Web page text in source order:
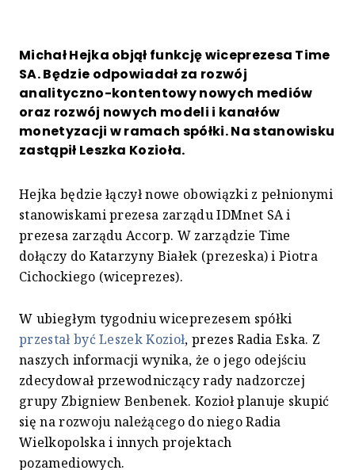
Michał Hejka objął funkcję wiceprezesa Time
SA. Będzie odpowiadał za rozwój
analityczno-kontentowy nowych mediów
oraz rozwój nowych modeli i kanałów
monetyzacji w ramach spółki. Na stanowisku
zastąpił Leszka Kozioła.
Hejka będzie łączył nowe obowiązki z pełnionymi
stanowiskami prezesa zarządu IDMnet SA i
prezesa zarządu Accorp. W zarządzie Time
dołączy do Katarzyny Białek (prezeska) i Piotra
Cichockiego (wiceprezes).
W ubiegłym tygodniu wiceprezesem spółki
przestał być Leszek Kozioł, prezes Radia Eska. Z
naszych informacji wynika, że o jego odejściu
zdecydował przewodniczący rady nadzorczej
grupy Zbigniew Benbenek. Kozioł planuje skupić
się na rozwoju należącego do niego Radia
Wielkopolska i innych projektach
pozamediowych.